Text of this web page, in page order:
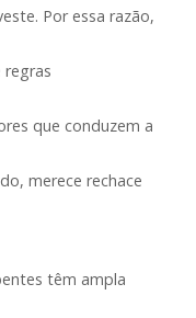
Por essa razão,
regras
que conduzem a
merece rechace
têm ampla